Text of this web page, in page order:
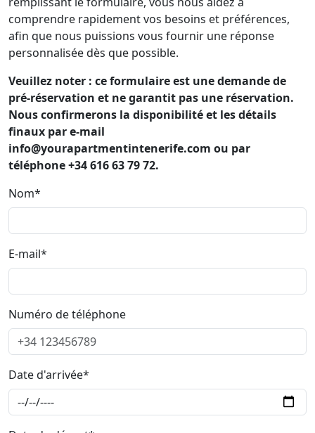
comprendre rapidement vos besoins et préférences,
afin que nous puissions vous fournir une réponse
personnalisée dès que possible.
Veuillez noter : ce formulaire est une demande de
pré-réservation et ne garantit pas une réservation.
Nous confirmerons la disponibilité et les détails
finaux par e-mail
info@yourapartmentintenerife.com ou par
téléphone +34 616 63 79 72.
Nom*
E-mail*
Numéro de téléphone
Date d'arrivée*